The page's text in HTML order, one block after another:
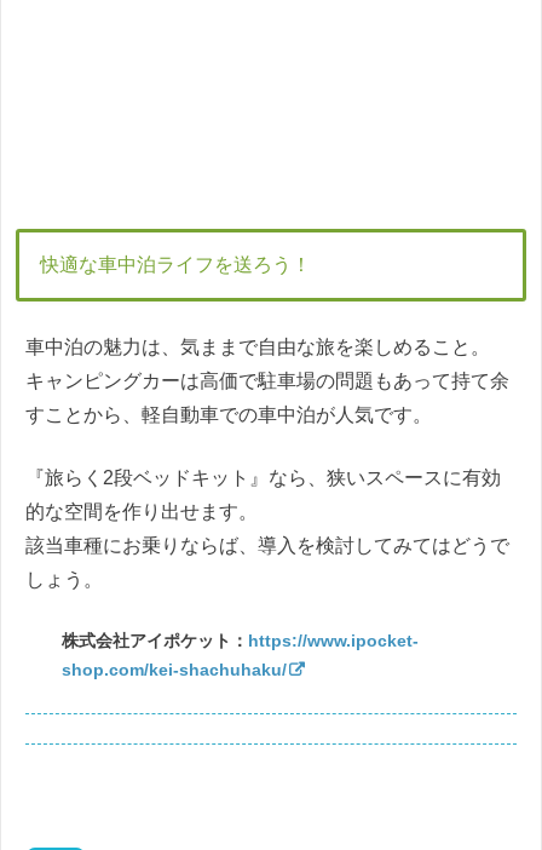
快適な車中泊ライフを送ろう！
車中泊の魅力は、気ままで自由な旅を楽しめること。
キャンピングカーは高価で駐車場の問題もあって持て余
すことから、軽自動車での車中泊が人気です。
『旅らく2段ベッドキット』なら、狭いスペースに有効
的な空間を作り出せます。
該当車種にお乗りならば、導入を検討してみてはどうで
しょう。
株式会社アイポケット： https://www.ipocket-
shop.com/kei-shachuhaku/